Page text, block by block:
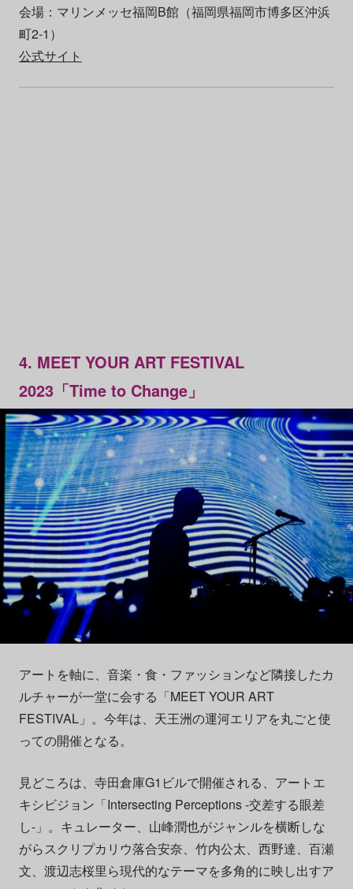
会場：マリンメッセ福岡B館（福岡県福岡市博多区沖浜
町2-1）
公式サイト
4. MEET YOUR ART FESTIVAL
2023「Time to Change」
アートを軸に、音楽・食・ファッションなど隣接したカ
ルチャーが一堂に会する「MEET YOUR ART
FESTIVAL」。今年は、天王洲の運河エリアを丸ごと使
っての開催となる。
見どころは、寺田倉庫G1ビルで開催される、アートエ
キシビジョン「Intersecting Perceptions -交差する眼差
し-」。キュレーター、山峰潤也がジャンルを横断しな
がらスクリプカリウ落合安奈、竹内公太、西野達、百瀬
文、渡辺志桜里ら現代的なテーマを多角的に映し出すア